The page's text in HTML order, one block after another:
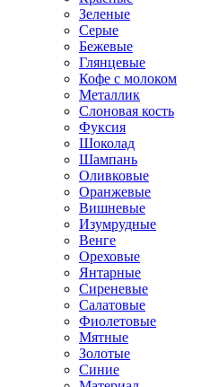
Зеленые
Серые
Бежевые
Глянцевые
Кофе с молоком
Металлик
Слоновая кость
Фуксия
Шоколад
Шампань
Оливковые
Оранжевые
Вишневые
Изумрудные
Венге
Ореховые
Янтарные
Сиреневые
Салатовые
Фиолетовые
Мятные
Золотые
Синие